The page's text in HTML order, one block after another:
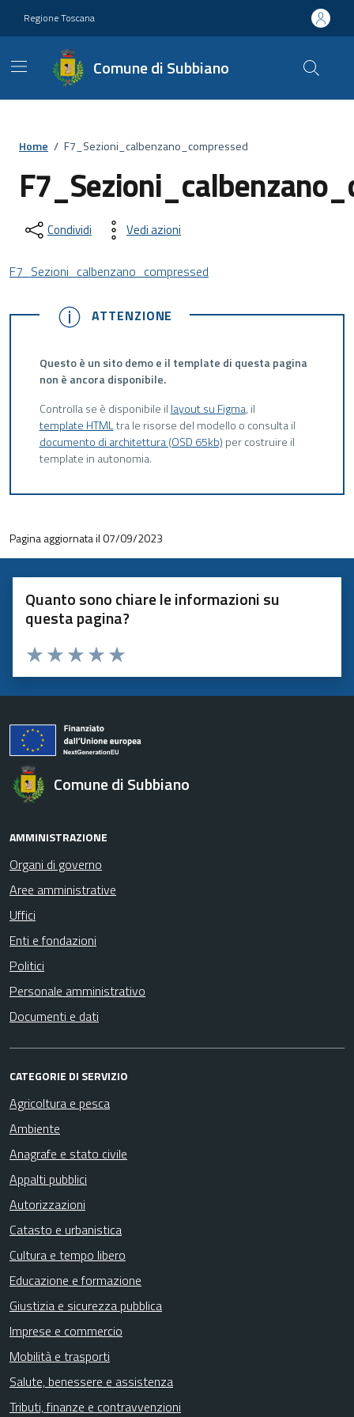
Regione Toscana
Comune di Subbiano
Home / F7_Sezioni_calbenzano_compressed
Condividi Vedi azioni
F7_Sezioni_calbenzano_compressed
ATTENZIONE
ATTENZIONE
Questo è un sito demo e il template di questa pagina
non è ancora disponibile.
Controlla se è disponibile il layout su Figma, il
template HTMLtra le risorse del modello o consulta il
documento di architettura (OSD 65kb) per costruire il
template in autonomia.
Pagina aggiornata il 07/09/2023
Quanto sono chiare le informazioni su
questa pagina?
Valuta 5 stelle su 5
Valuta 4 stelle su 5
Valuta 3 stelle su 5
Valuta 2 stelle su 5
Valuta 1 stelle su 5
Comune di Subbiano
AMMINISTRAZIONE
Organi di governo
Aree amministrative
Uffici
Enti e fondazioni
Politici
Personale amministrativo
Documenti e dati
CATEGORIE DI SERVIZIO
Agricoltura e pesca
Ambiente
Anagrafe e stato civile
Appalti pubblici
Autorizzazioni
Catasto e urbanistica
Cultura e tempo libero
Educazione e formazione
Giustizia e sicurezza pubblica
Imprese e commercio
Mobilità e trasporti
Salute, benessere e assistenza
Tributi, finanze e contravvenzioni